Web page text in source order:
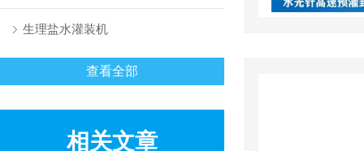
生理盐水灌装机
查看全部
相关文章